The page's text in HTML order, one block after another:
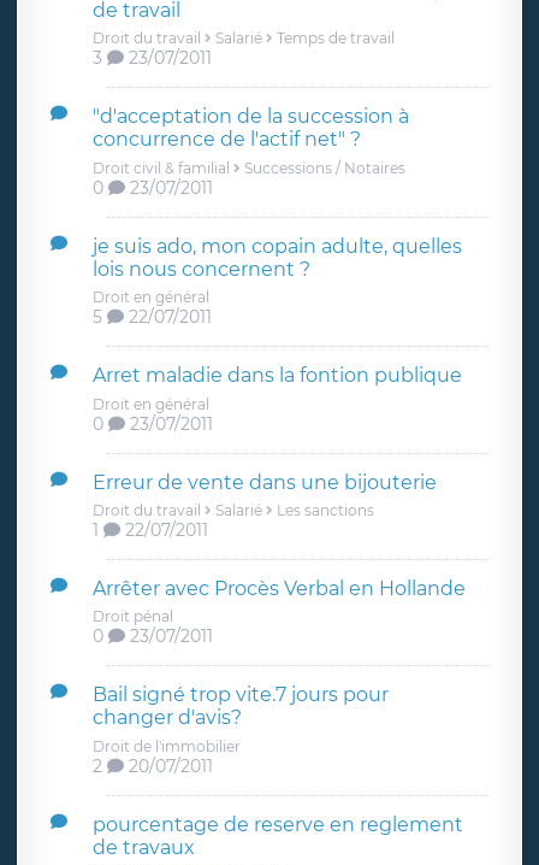
de travail
Droit du travail Salarié Temps de travail
3 23/07/2011
"d'acceptation de la succession à
concurrence de l'actif net" ?
Droit civil & familial Successions / Notaires
0 23/07/2011
je suis ado, mon copain adulte, quelles
lois nous concernent ?
Droit en général
5 22/07/2011
Arret maladie dans la fontion publique
Droit en général
0 23/07/2011
Erreur de vente dans une bijouterie
Droit du travail Salarié Les sanctions
1 22/07/2011
Arrêter avec Procès Verbal en Hollande
Droit pénal
0 23/07/2011
Bail signé trop vite.7 jours pour
changer d'avis?
Droit de l'immobilier
2 20/07/2011
pourcentage de reserve en reglement
de travaux